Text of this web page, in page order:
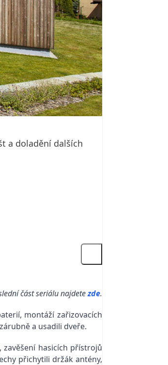
a doladění dalších
část seriálu najdetezde.
montáží zařizovacích
a usadili dveře.
hasicích přístrojů
přichytili držák antény,